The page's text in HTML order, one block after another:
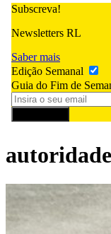
Subscreva!
Newsletters RL
Saber mais
Edição Semanal
Guia do Fim de